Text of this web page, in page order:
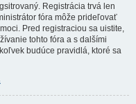
Registrácia trvá len
fóra môže prideľovať
Pred registraciou sa uistite,
tohto fóra a s dalšími
budúce pravidlá, ktoré sa